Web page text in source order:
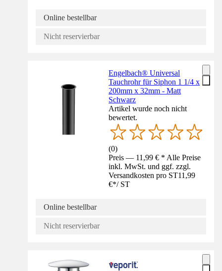
Online bestellbar
Nicht reservierbar
Engelbach® Universal
Tauchrohr für Siphon 1 1/4 x
200mm x 32mm - Matt
Schwarz
Artikel wurde noch nicht
bewertet.
(0)
Preis — 11,99 € * Alle Preise
inkl. MwSt. und ggf. zzgl.
Versandkosten pro ST11,99
€*/ ST
Online bestellbar
Nicht reservierbar